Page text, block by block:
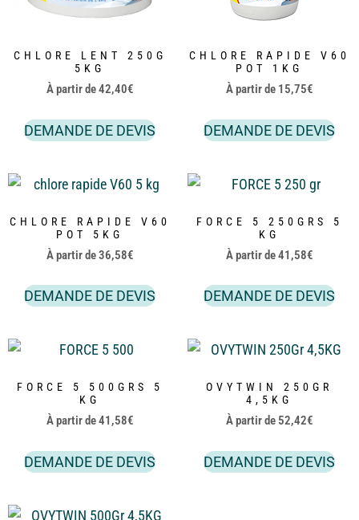
CHLORE LENT 250G
5KG
À partir de42,40€
DEMANDE DE DEVIS
CHLORE RAPIDE V60
POT 1KG
À partir de 15,75€
DEMANDE DE DEVIS
CHLORE RAPIDE V60
POT 5KG
À partir de36,58€
DEMANDE DE DEVIS
FORCE 5 250GRS 5
KG
À partir de41,58€
DEMANDE DE DEVIS
FORCE 5 500GRS 5
KG
À partir de41,58€
DEMANDE DE DEVIS
OVYTWIN 250GR
4,5KG
À partir de 52,42€
DEMANDE DE DEVIS